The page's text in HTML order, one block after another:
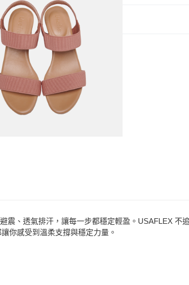
付款
送方式
費
相關分類 (4)
USAFLEX
跟鞋、包頭跟鞋
涼鞋、拖鞋
都會時尚
分享 客服
、透氣排汗，讓每一步都穩定輕盈。USAFLEX 不
你感受到溫柔支撐與穩定力量。